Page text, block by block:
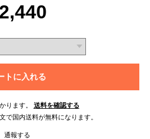
トに入れる
ります。
送料を確認する
で国内送料が無料になります。
通報する